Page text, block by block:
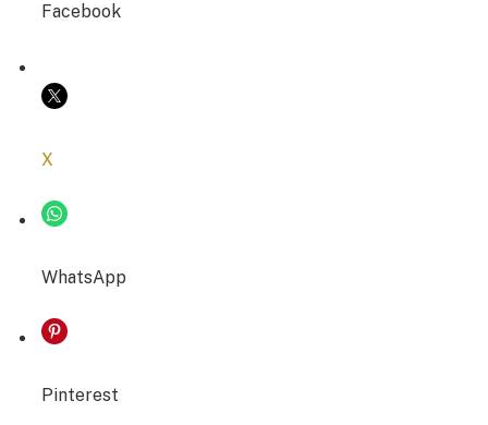
COPIER LE LIEN
Facebook
X
WhatsApp
Pinterest